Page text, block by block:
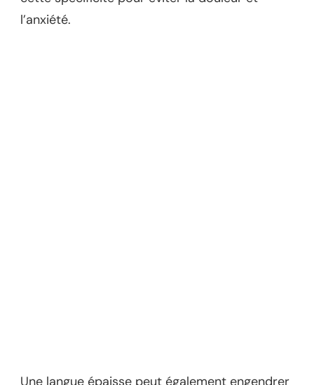
l’anxiété.
Une langue épaisse peut également engendrer